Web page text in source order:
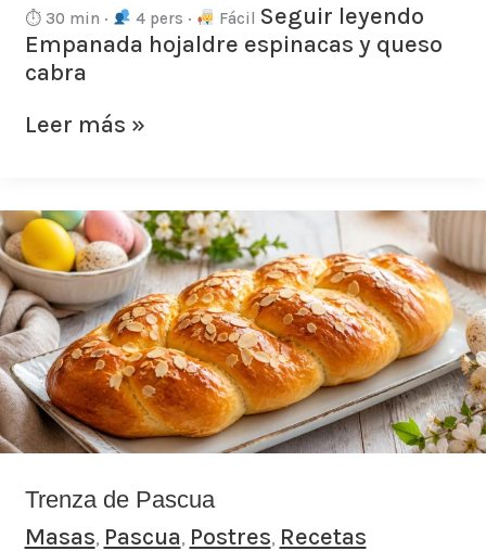
⏱ 30 min · 4 pers · Fácil Seguir leyendo
Empanada hojaldre espinacas y queso
cabra
Leer más »
Trenza de Pascua
Masas, Pascua, Postres, Recetas
Trenza
de
Pascua